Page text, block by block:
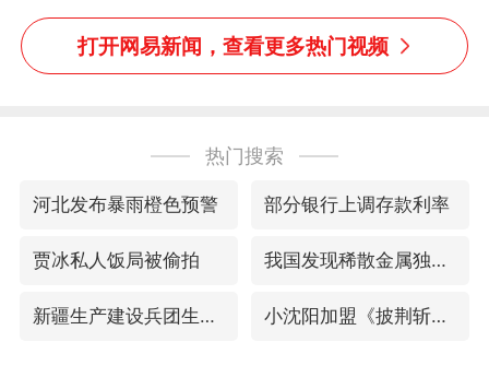
称是人为原因，从未见过
洗衣机自爆
风口未延伸到外墙
打开网易新闻，查看更多热门视频
热门搜索
河北发布暴雨橙色预警 部分银行上调存款利率
贾冰私人饭局被偷拍 我国发现稀散金属独立新矿物——乌斯河锗矿
新疆生产建设兵团生态环境局原局长被查 小沈阳加盟《披荆斩棘》